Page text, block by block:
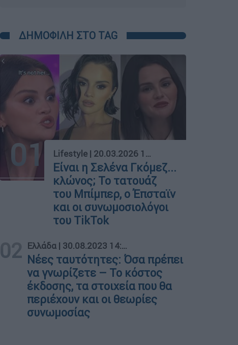
ΔΗΜΟΦΙΛΗ ΣΤΟ TAG
01 Lifestyle | 20.03.2026 10:41
Είναι η Σελένα Γκόμεζ...
κλώνος; Το τατουάζ
του Μπίμπερ, ο Έπσταϊν
και οι συνωμοσιολόγοι
του TikTok
02 Ελλάδα | 30.08.2023 14:00
Νέες ταυτότητες: Όσα πρέπει
να γνωρίζετε – Το κόστος
έκδοσης, τα στοιχεία που θα
περιέχουν και οι θεωρίες
συνωμοσίας